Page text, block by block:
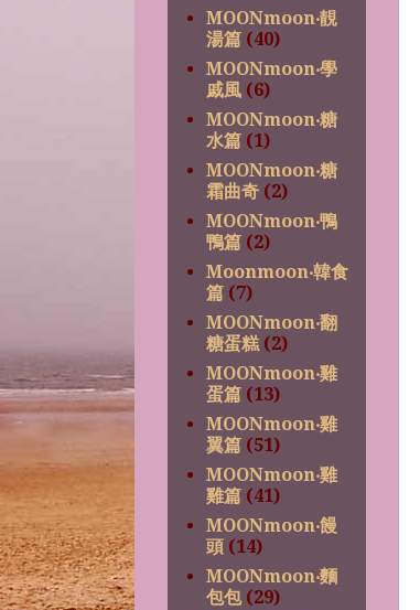
MOONmoon‧靚
湯篇 (40)
MOONmoon‧學
戚風 (6)
MOONmoon‧糖
水篇 (1)
MOONmoon‧糖
霜曲奇 (2)
MOONmoon‧鴨
鴨篇 (2)
Moonmoon‧韓食
篇 (7)
MOONmoon‧翻
糖蛋糕 (2)
MOONmoon‧雞
蛋篇 (13)
MOONmoon‧雞
翼篇 (51)
MOONmoon‧雞
雞篇 (41)
MOONmoon‧饅
頭 (14)
MOONmoon‧麵
包包 (29)